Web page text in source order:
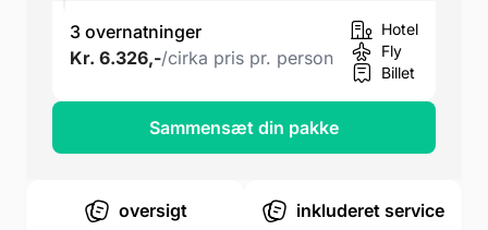
oversigt inkluderet service
3 overnatninger
Kr. 6.326,-/cirka pris pr. person
Hotel
Fly
Billet
Sammensæt din pakke